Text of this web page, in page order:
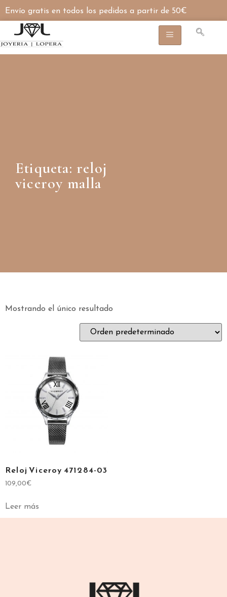
Envío gratis en todos los pedidos a partir de 50€
Etiqueta: reloj
viceroy malla
Mostrando el único resultado
Reloj Viceroy 471284-03
109,00€
Leer más